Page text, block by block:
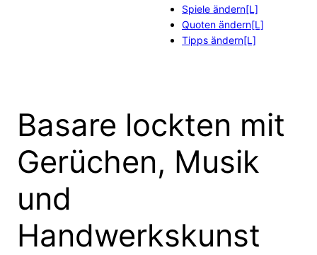
Spiele ändern[L]
Quoten ändern[L]
Tipps ändern[L]
Basare lockten mit
Gerüchen, Musik
und
Handwerkskunst